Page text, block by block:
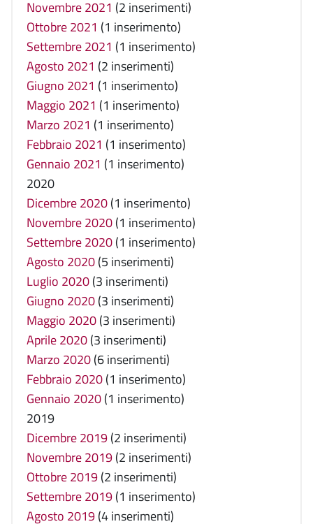
Novembre 2021 (2 inserimenti)
Ottobre 2021 (1 inserimento)
Settembre 2021 (1 inserimento)
Agosto 2021 (2 inserimenti)
Giugno 2021 (1 inserimento)
Maggio 2021 (1 inserimento)
Marzo 2021 (1 inserimento)
Febbraio 2021 (1 inserimento)
Gennaio 2021 (1 inserimento)
2020
Dicembre 2020(1 inserimento)
Novembre 2020(1 inserimento)
Settembre 2020(1 inserimento)
Agosto 2020(5 inserimenti)
Luglio 2020(3 inserimenti)
Giugno 2020(3 inserimenti)
Maggio 2020(3 inserimenti)
Aprile 2020(3 inserimenti)
Marzo 2020(6 inserimenti)
Febbraio 2020(1 inserimento)
Gennaio 2020(1 inserimento)
2019
Dicembre 2019(2 inserimenti)
Novembre 2019(2 inserimenti)
Ottobre 2019(2 inserimenti)
Settembre 2019(1 inserimento)
Agosto 2019(4 inserimenti)